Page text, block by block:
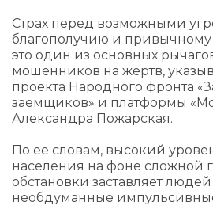
Страх перед возможными
благополучию и
это один из основных
мошенников на жертв,
проекта Народного фронта
заемщиков» и платформы
Александра Пожарская.
По ее словам, высокий
населения на фоне сложной
обстановки заставляет
необдуманные